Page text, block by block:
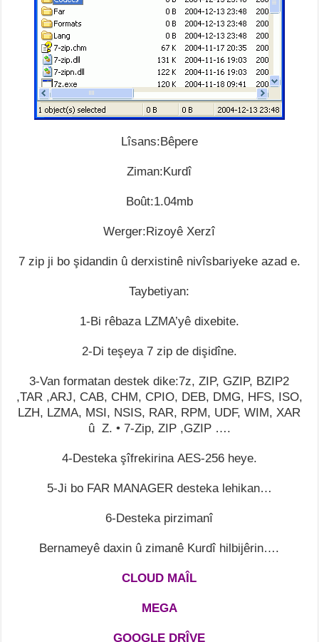
Lîsans:Bêpere
Ziman:Kurdî
Boût:1.04mb
Werger:Rizoyê Xerzî
7 zip ji bo şidandin û derxistinê nivîsbariyeke azad e.
Taybetiyan:
1-Bi rêbaza LZMA’yê dixebite.
2-Di teşeya 7 zip de dişidîne.
3-Van formatan destek dike:7z, ZIP, GZIP, BZIP2
,TAR ,ARJ, CAB, CHM, CPIO, DEB, DMG, HFS, ISO,
LZH, LZMA, MSI, NSIS, RAR, RPM, UDF, WIM, XAR
û Z. • 7-Zip, ZIP ,GZIP ….
4-Desteka şîfrekirina AES-256 heye.
5-Ji bo FAR MANAGER desteka lehikan…
6-Desteka pirzimanî
Bernameyê daxin û zimanê Kurdî hilbijêrin….
CLOUD MAÎL
MEGA
GOOGLE DRÎVE